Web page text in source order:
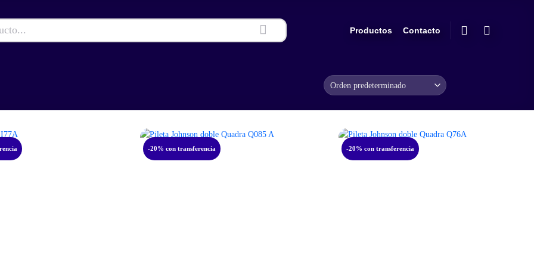
Productos Contacto
-20% con transferencia -20% con transferencia